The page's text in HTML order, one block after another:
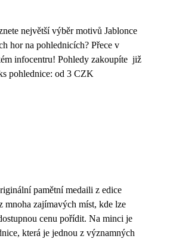
největší výběr motivů Jablonce
hor na pohlednicích? Přece v
infocentru! Pohledy zakoupíte již
pohlednice: od 3 CZK
pamětní medaili z edice
mnoha zajímavých míst, kde lze
cenu pořídit. Na minci je
která je jednou z významných